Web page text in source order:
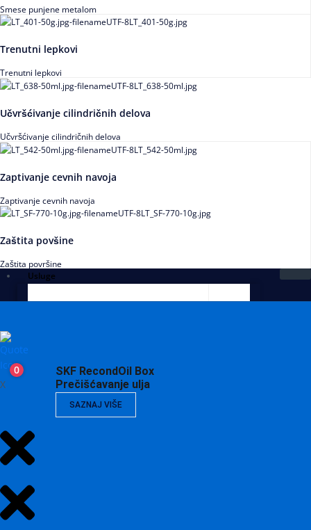
Smese punjene metalom
Trenutni lepkovi
Trenutni lepkovi
Učvršćivanje cilindričnih delova
Učvršćivanje cilindričnih delova
Zaptivanje cevnih navoja
Zaptivanje cevnih navoja
Zaštita povšine
Zaštita površine
Usluge
SKF RecondOil Box
Prečišćavanje ulja
SAZNAJ VIŠE
0
X